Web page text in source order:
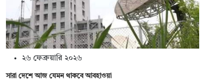
২৬ ফেব্রুয়ারি ২০২৬
সারা দেশে আজ যেমন থাকবে আবহাওয়া